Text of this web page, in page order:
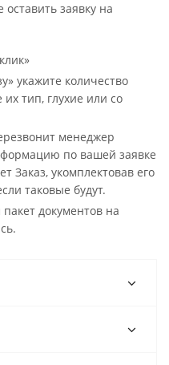
заявку на
укажите количество
тип, глухие или со
менеджер
по вашей заявке
Заказ, укомплектовав его
таковые будут.
документов на